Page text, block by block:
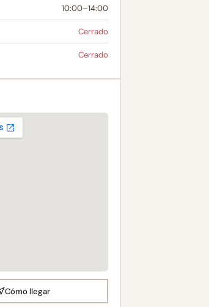
10:00–14:00
Cerrado
Cerrado
Cómo llegar